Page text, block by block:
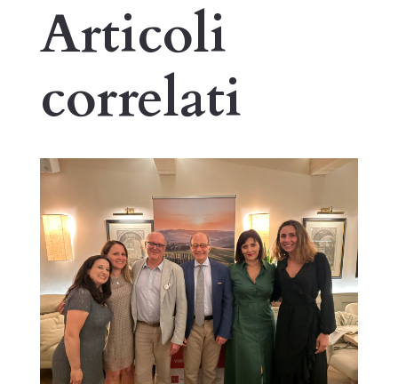
Articoli
correlati